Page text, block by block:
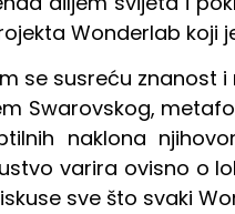
Wonderlab koji
se susreću
Swarovskog,
naklona
varira ovisno o
sve što svaki